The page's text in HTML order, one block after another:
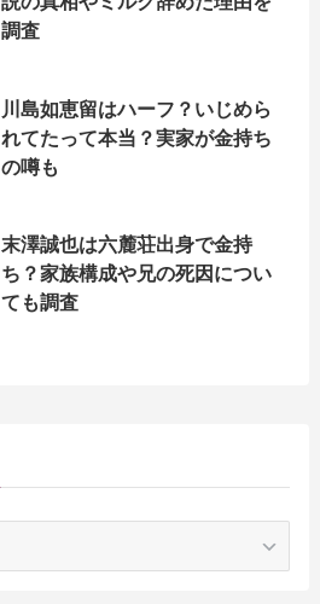
調査
川島如恵留はハーフ？いじめら
れてたって本当？実家が金持ち
の噂も
末澤誠也は六麓荘出身で金持
ち？家族構成や兄の死因につい
ても調査